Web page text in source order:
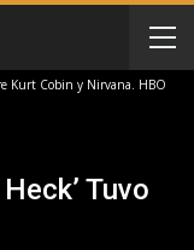
Kurt Cobin y Nirvana. HBO
Tuvo